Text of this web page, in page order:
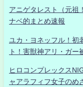
アニゲタレスト（元
ナベ的まとめ速報
ユカ・ヨネッフル！初
ト！害獣神アリ・ガー
ヒロコンプレックス
ャアラフィフ女子のめ